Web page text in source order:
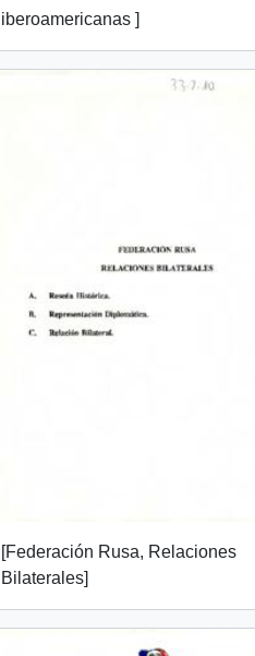
iberoamericanas ]
[Federación Rusa, Relaciones
Bilaterales]